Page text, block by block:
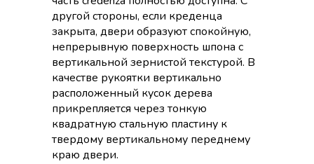
другой стороны, если креденца
закрыта, двери образуют спокойную,
непрерывную поверхность шпона с
вертикальной зернистой текстурой. В
качестве рукоятки вертикально
расположенный кусок дерева
прикрепляется через тонкую
квадратную стальную пластину к
твердому вертикальному переднему
краю двери.